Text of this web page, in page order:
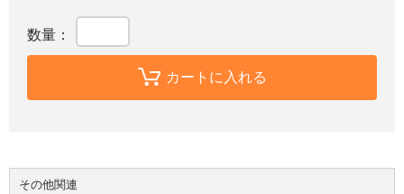
数量：
カートに入れる
その他関連